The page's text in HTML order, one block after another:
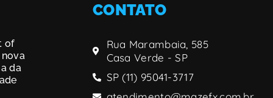
of
nova
da
CONTATO
Rua Marambaia, 585
Casa Verde - SP
SP (11) 95041-3717